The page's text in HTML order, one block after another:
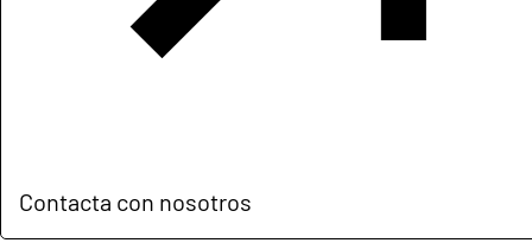
Contacta con nosotros